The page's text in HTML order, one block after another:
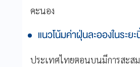
คะนอง
แนวโน้มค่าฝุ่นละอองในระย
ประเทศไทยตอนบนมีการสะสม